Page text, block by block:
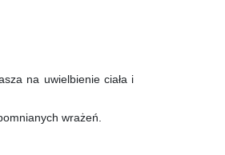
na uwielbienie ciała i
wrażeń.